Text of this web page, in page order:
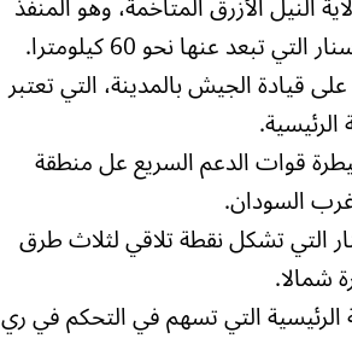
عنها نحو 60 كيلومترا.
قيادة الجيش بالمدينة، التي تعتبر
بعد سيطرة قوات الدعم السريع عل منطقة
التي تشكل نقطة تلاقي لثلاث طرق
شمالا.
الرئيسية التي تسهم في التحكم في ري